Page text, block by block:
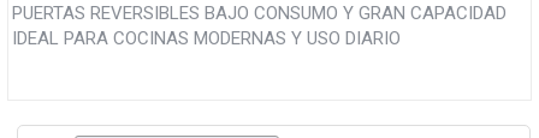
PUERTAS REVERSIBLES BAJO CONSUMO Y GRAN CAPACIDAD
IDEAL PARA COCINAS MODERNAS Y USO DIARIO